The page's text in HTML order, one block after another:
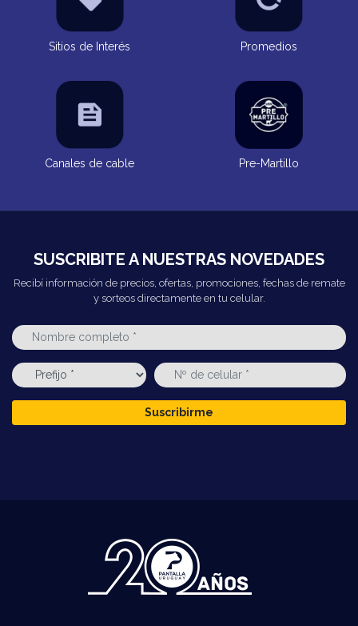
Sitios de Interés Promedios
Canales de cable Pre-Martillo
SUSCRIBITE A NUESTRAS NOVEDADES
Recibí información de precios, ofertas, promociones, fechas de remate
y sorteos directamente en tu celular.
Suscribirme